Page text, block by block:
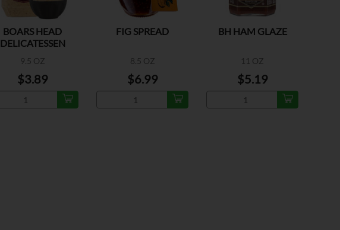
BOARS HEAD
DELICATESSEN
9.5 OZ
$3.89
FIG SPREAD
8.5 OZ
$6.99
BH HAM GLAZE
11 OZ
$5.19